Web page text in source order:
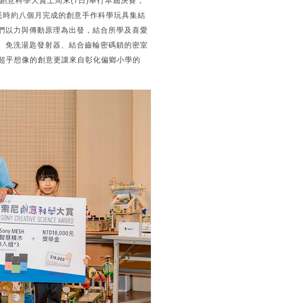
約八個月完成的創意手作科學玩具集結
以力與傳動原理為出發，結合所學及喜愛
免洗湯匙發射器、結合齒輪密碼鎖的密室
乎想像的創意更讓來自彰化偏鄉小學的